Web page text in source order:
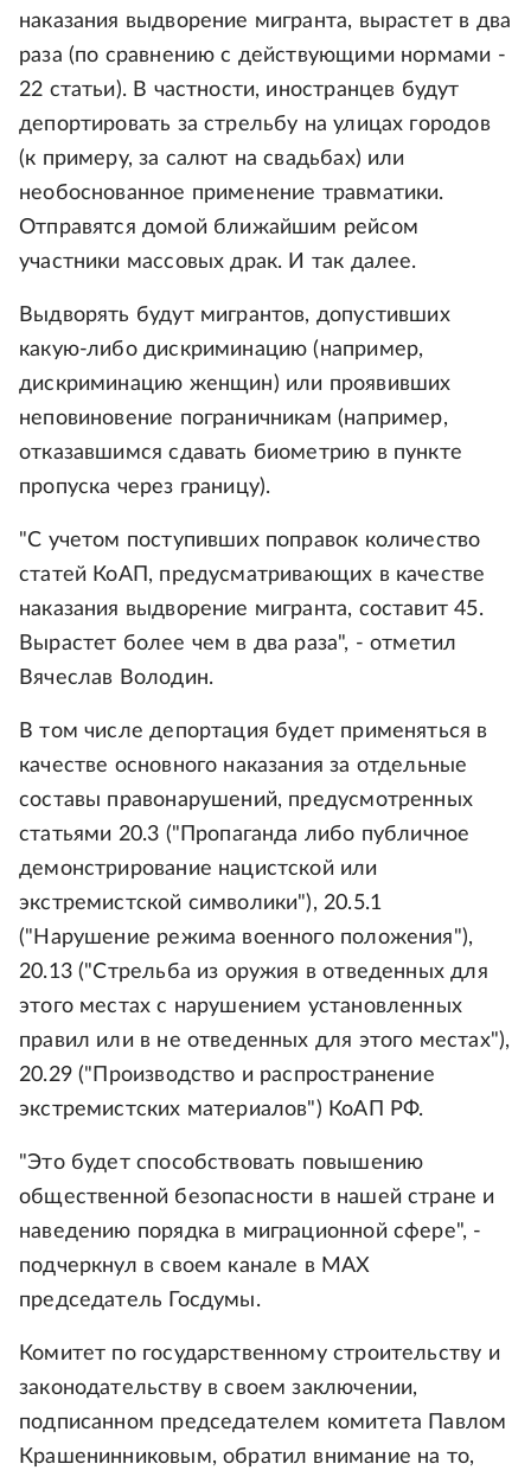
наказания выдворение мигранта, вырастет в два
раза (по сравнению с действующими нормами -
22 статьи). В частности, иностранцев будут
депортировать за стрельбу на улицах городов
(к примеру, за салют на свадьбах) или
необоснованное применение травматики.
Отправятся домой ближайшим рейсом
участники массовых драк. И так далее.
Выдворять будут мигрантов, допустивших
какую-либо дискриминацию (например,
дискриминацию женщин) или проявивших
неповиновение пограничникам (например,
отказавшимся сдавать биометрию в пункте
пропуска через границу).
"С учетом поступивших поправок количество
статей КоАП, предусматривающих в качестве
наказания выдворение мигранта, составит 45.
Вырастет более чем в два раза", - отметил
Вячеслав Володин.
В том числе депортация будет применяться в
качестве основного наказания за отдельные
составы правонарушений, предусмотренных
статьями 20.3 ("Пропаганда либо публичное
демонстрирование нацистской или
экстремистской символики"), 20.5.1
("Нарушение режима военного положения"),
20.13 ("Стрельба из оружия в отведенных для
этого местах с нарушением установленных
правил или в не отведенных для этого местах"),
20.29 ("Производство и распространение
экстремистских материалов") КоАП РФ.
"Это будет способствовать повышению
общественной безопасности в нашей стране и
наведению порядка в миграционной сфере", -
подчеркнул в своем канале в МАХ
председатель Госдумы.
Комитет по государственному строительству и
законодательству в своем заключении,
подписанном председателем комитета Павлом
Крашенинниковым, обратил внимание на то,